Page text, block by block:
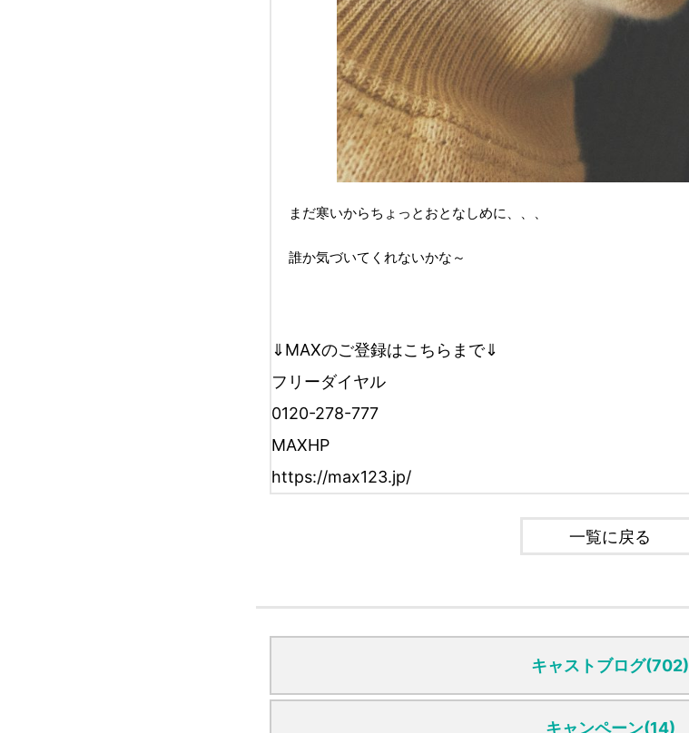
まだ寒いからちょっとおとなしめに、、、
誰か気づいてくれないかな～
⇓MAXのご登録はこちらまで⇓
フリーダイヤル
0120-278-777
MAXHP
https://max123.jp/
一覧に戻る
キャストブログ(702)
キャンペーン(14)